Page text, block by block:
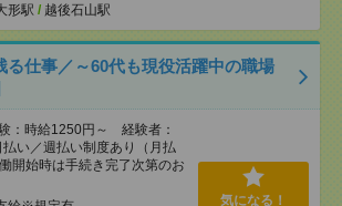
形駅 / 越後石山駅
る仕事／～60代も現役活躍中の職場
：時給1250円～ 経験者：
い／週払い制度あり（月払
開始時は手続き完了次第のお
気になる！